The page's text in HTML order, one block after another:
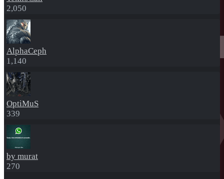
2,050
AlphaCeph
1,140
OptiMuS
339
by murat
270